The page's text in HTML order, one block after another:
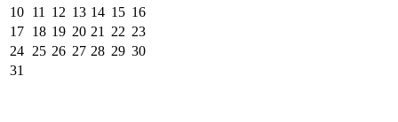
10 11 12 13 14 15 16
17 18 19 20 21 22 23
24 25 26 27 28 29 30
31